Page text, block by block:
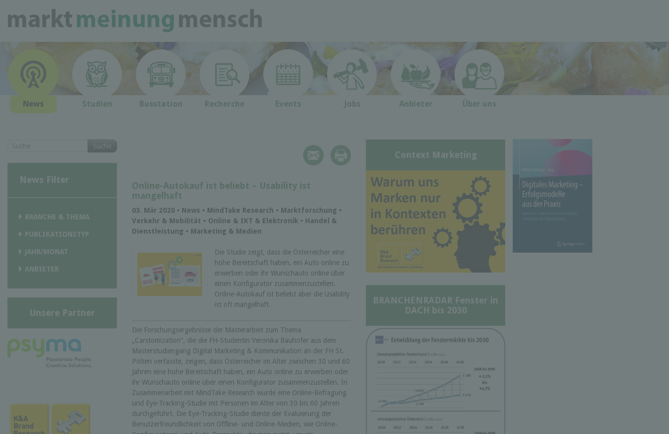
News Studien Busstation Recherche Events Jobs Anbieter Über uns
Online-Autokauf ist beliebt – Usability ist
mangelhaft
03. Mär 2020 • News • MindTake Research • Marktforschung •
Verkehr & Mobilität • Online & IKT & Elektronik • Handel &
Dienstleistung • Marketing & Medien
Die Studie zeigt, dass die Österreicher eine
hohe Bereitschaft haben, ein Auto online zu
erwerben oder ihr Wunschauto online über
einen Konfigurator zusammenzustellen.
Online-Autokauf ist beliebt aber die Usability
ist oft mangelhaft.
Die Forschungsergebnisse der Masterarbeit zum Thema
„Carstomization“, die die FH-Studentin Veronika Bauhofer aus dem
Masterstudiengang Digital Marketing & Kommunikation an der FH St.
Pölten verfasste, zeigen, dass Österreicher im Alter zwischen 30 und 60
Jahren eine hohe Bereitschaft haben, ein Auto online zu erwerben oder
ihr Wunschauto online über einen Konfigurator zusammenzustellen. In
Zusammenarbeit mit MindTake Research wurde eine Online-Befragung
und Eye-Tracking-Studie mit Personen im Alter von 30 bis 60 Jahren
durchgeführt. Die Eye-Tracking-Studie diente der Evaluierung der
Benutzerfreundlichkeit von Offline- und Online-Medien, wie Online-
Suche
News Filter
BRANCHE & THEMA
PUBLIKATIONSTYP
JAHR/MONAT
ANBIETER
Unsere Partner
Context Marketing
BRANCHENRADAR Fenster in
DACH bis 2030